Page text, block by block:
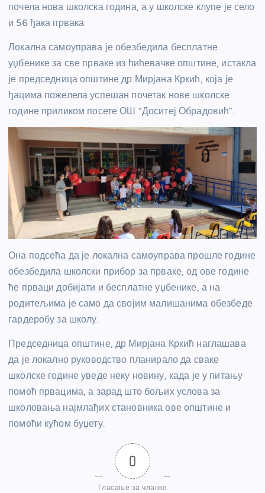
почела нова школска година, а у школске клупе је село
и 56 ђака првака.
Локална самоуправа је обезбедила бесплатне
уџбенике за све прваке из ћићевачке општине, истакла
је председница општине др Мирјана Кркић, која је
ђацима пожелела успешан почетак нове школске
године приликом посете ОШ “Доситеј Обрадовић”.
Она подсећа да је локална самоуправа прошле године
обезбедила школски прибор за прваке, од ове године
ће прваци добијати и бесплатне уџбенике, а на
родитељима је само да својим малишанима обезбеде
гардеробу за школу.
Председница општине, др Мирјана Кркић наглашава
да је локално руководство планирало да сваке
школске године уведе неку новину, када је у питању
помоћ првацима, а зарад што бољих услова за
школовања најмлађих становника ове општине и
помоћи кућом буџету.
0
Гласање за чланке